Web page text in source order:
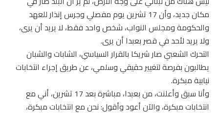
مكان جديد، وأن 17 تشرين يوم مفصلي وجرس إنذار للعهد
والحكومة ومجلس النواب، شخص واحد فقط، لا يريد أن يرى،
ولا يريد لأحد في قصر بعبدا أن يرى.
التحرك الشعبي صار شريكا بالقرار السياسي، الشابات والشبان
يطالبون بفرصة لتغيير حقيقي وسلمي، عن طريق إجراء انتخابات
نيابية مبكرة.
وأنا سبق وأعلنت، من بعبدا، مباشرة بعد 17 تشرين، أني مع
انتخابات مبكرة، والآن أعود وأقول: نحن مع انتخابات مبكرة،